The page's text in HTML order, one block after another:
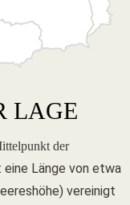
LAGE
der
Länge von etwa
vereinigt